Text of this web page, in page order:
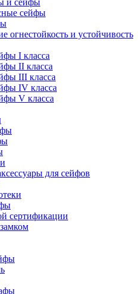
сейфы
огнестойкость и устойчивость
I класса
II класса
III класса
IV класса
V класса
для сейфов
сертификации